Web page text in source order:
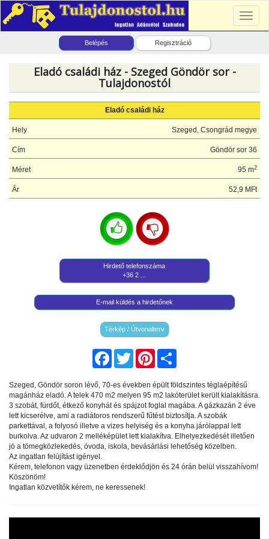
Belépés Regisztráció
Eladó családi ház - Szeged Göndör sor -
Tulajdonostól
Eladó családi ház
Hely Szeged, Csongrád megye
Cím Göndör sor 36
Méret 95 m2
Ár 52,9 MFt
Hirdető telefonszáma
+36 2 ...
E-mail küldés a hirdetőnek
Térkép / Útvonalterv
FacebookTwitter Pinterest
Szeged, Göndör soron lévő, 70-es években épült földszintes téglaépítésű
magánház eladó. A telek 470 m2 melyen 95 m2 lakóterület került kialakításra.
3 szobát, fürdőt, étkező konyhát és spájzot foglal magába. A gázkazán 2 éve
lett kicserélve, ami a radiátoros rendszerű fűtést biztosítja. A szobák
parkettával, a folyosó illetve a vizes helyiség és a konyha járólappal lett
burkolva. Az udvaron 2 melléképület lett kialakítva. Elhelyezkedését illetően
jó a tömegközlekedés, óvoda, iskola, bevásárlási lehetőség közelben.
Az ingatlan felújítást igényel.
Kérem, telefonon vagy üzenetben érdeklődjön és 24 órán belül visszahívom!
Köszönöm!
Ingatlan közvetítők kérem, ne keressenek!